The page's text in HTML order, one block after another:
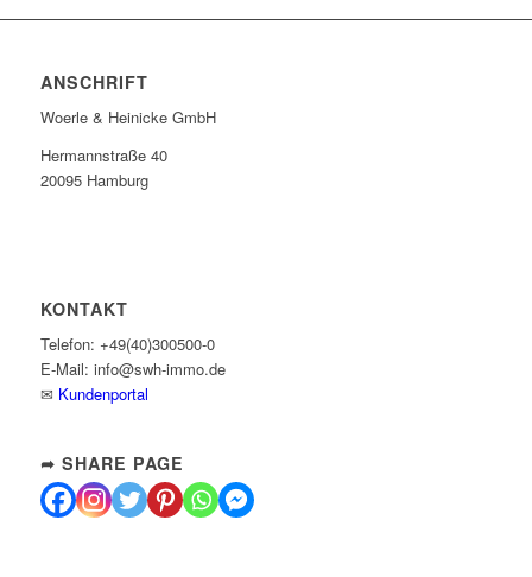
ANSCHRIFT
Woerle & Heinicke GmbH
Hermannstraße 40
20095 Hamburg
KONTAKT
Telefon: +49(40)300500-0
E-Mail: info@swh-immo.de
✉ Kundenportal
➦ SHARE PAGE